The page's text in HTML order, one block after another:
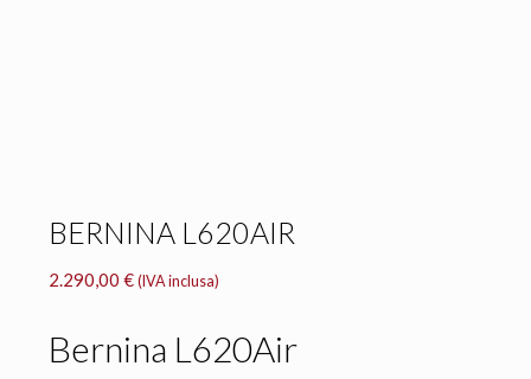
BERNINA L620AIR
2.290,00 € (IVA inclusa)
Bernina L620Air